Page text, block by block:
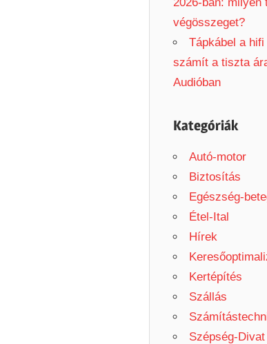
végösszeget?
Tápkábel a
számít a tiszta
Audióban
Kategóriák
Autó-motor
Biztosítás
Egészség-
Étel-Ital
Hírek
Kertépítés
Szállás
Szépség-Divat